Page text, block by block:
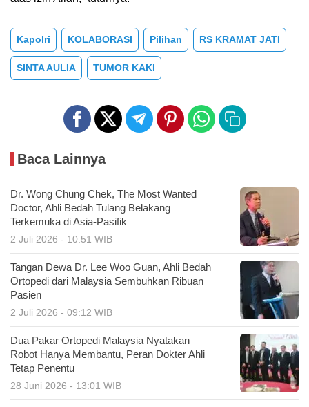
Kapolri KOLABORASI Pilihan RS KRAMAT JATI
SINTA AULIA TUMOR KAKI
Baca Lainnya
Dr. Wong Chung Chek, The Most Wanted
Doctor, Ahli Bedah Tulang Belakang
Terkemuka di Asia-Pasifik
2 Juli 2026 - 10:51 WIB
Tangan Dewa Dr. Lee Woo Guan, Ahli Bedah
Ortopedi dari Malaysia Sembuhkan Ribuan
Pasien
2 Juli 2026 - 09:12 WIB
Dua Pakar Ortopedi Malaysia Nyatakan
Robot Hanya Membantu, Peran Dokter Ahli
Tetap Penentu
28 Juni 2026 - 13:01 WIB